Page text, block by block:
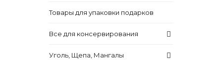
Товары для упаковки подарков
Все для консервирования
Уголь, Щепа, Мангалы